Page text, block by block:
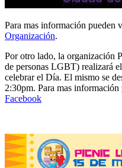
Para mas información pueden
Organización.
Por otro lado, la organización
de personas LGBT) realizará
celebrar el Día. El mismo se
2:30pm. Para mas información
Facebook